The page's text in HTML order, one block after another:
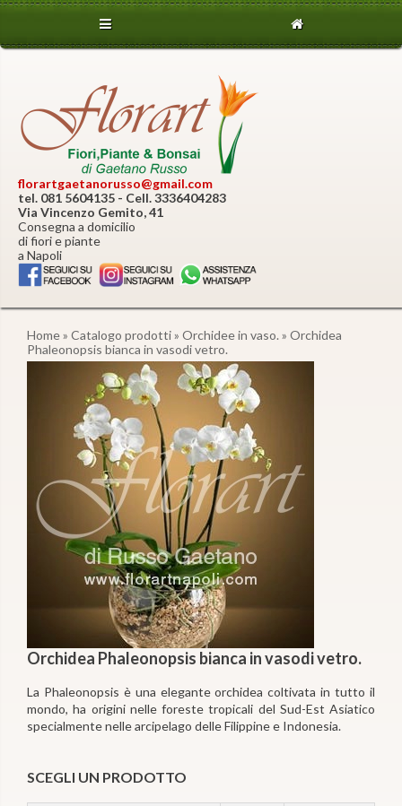
florartgaetanorusso@gmail.com
tel. 081 5604135 - Cell. 3336404283
Via Vincenzo Gemito, 41
Consegna a domicilio
di fiori e piante
a Napoli
Home» Catalogo prodotti» Orchidee in vaso. » Orchidea
Phaleonopsis bianca in vasodi vetro.
Orchidea Phaleonopsis bianca in vasodi vetro.
La Phaleonopsis è una elegante orchidea coltivata in tutto il
mondo, ha origini nelle foreste tropicali del Sud-Est Asiatico
specialmente nelle arcipelago delle Filippine e Indonesia.
SCEGLI UN PRODOTTO